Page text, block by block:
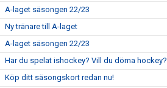
A-laget säsongen 22/23
Ny tränare till A-laget
A-laget säsongen 22/23
Har du spelat ishockey? Vill du döma hockey?
Köp ditt säsongskort redan nu!